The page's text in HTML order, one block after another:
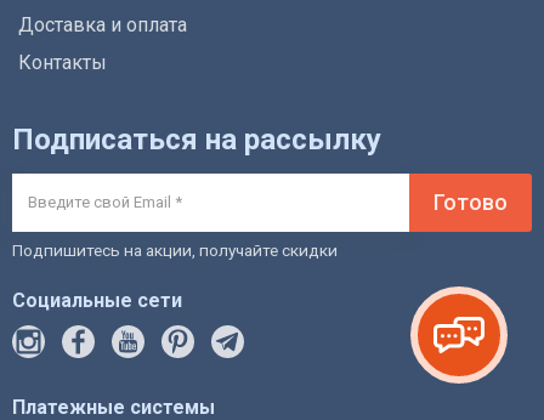
Доставка и оплата
Контакты
Подписаться на рассылку
Готово
Подпишитесь на акции, получайте скидки
Социальные сети
Платежные системы